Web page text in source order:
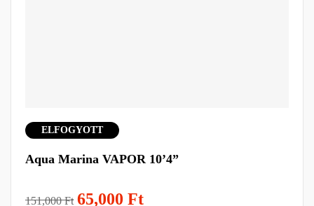
ELFOGYOTT
Aqua Marina VAPOR 10’4”
151,000Ft 65,000 Ft